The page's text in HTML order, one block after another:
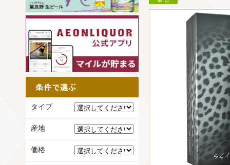
タイプ
産地
価格